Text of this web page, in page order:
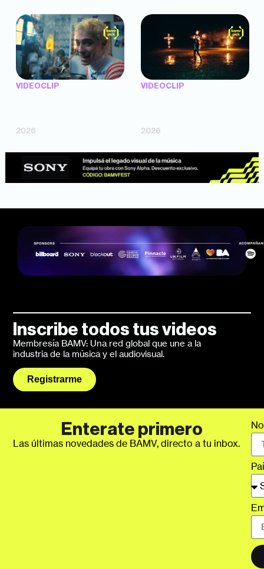
VIDEOCLIP
2026
VIDEOCLIP
2026
Inscribe todos tus videos
Membresía BAMV: Una red global que une a la
industria de la música y el audiovisual.
Registrarme
Enterate primero
Las últimas novedades de BAMV, directo a tu inbox.